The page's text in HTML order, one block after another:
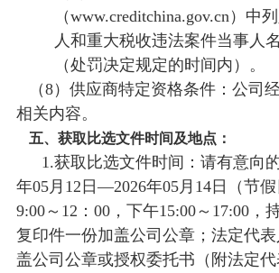
（www.creditchina.gov.cn）中
人和重大税收违法案件当事人
（处罚决定规定的时间内）。
（8）供应商特定资格条件：公司
相关内容。
五、获取比选文件时间及地点：
1.获取比选文件时间：请有意向
年05月12日—2026年05月14日（节
9:00～12：00，下午15:00～17:00，
复印件一份加盖公司公章；法定代
盖公司公章或授权委托书（附法定